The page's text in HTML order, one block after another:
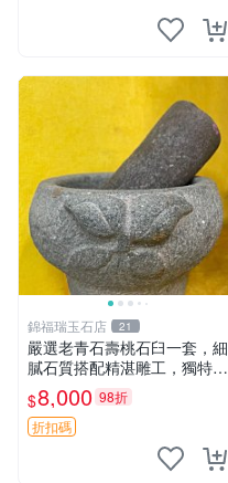
錦福瑞玉石店 21
嚴選老青石壽桃石臼一套，細
膩石質搭配精湛雕工，獨特造
型與厚重質感，適合收藏与使
用。壽桃 石臼 古法制qus
$8,000 98折
折扣碼